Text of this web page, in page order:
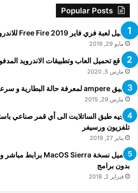
Popular Posts
تحميل لعبة فري فاير Free Fire 2019 للاندرويد والكمبيوتر مجانا
مايو 29, 2019
مواقع تحميل العاب وتطبيقات الاندرويد
مارس 5, 2020
تطبيق ampere لمعرفة حالة البطارية و سرعة الشحن
مارس 29, 2015
توجيه طبق الساتلايت الى أي قمر صناعي
تلفزيون ورسيفر
يناير 27, 2019
بدون برامج
فبراير 2, 2018